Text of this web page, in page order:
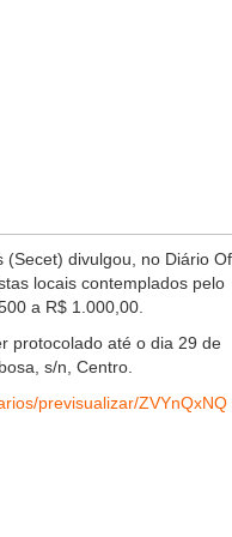
(Secet) divulgou, no Diário
locais contemplados pelo
a R$ 1.000,00.
protocolado até o dia 29 de
s/n, Centro.
previsualizar/ZVYnQxNQ